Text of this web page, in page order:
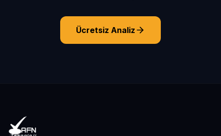
Ücretsiz Analiz